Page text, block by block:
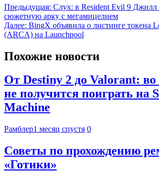
Предыдущая: Слух: в Resident Evil 9 Джилл
сюжетную арку с мегамицелием
Далее: BingX объявила о листинге токена
(ARCA) на Launchpool
Похожие новости
От Destiny 2 до Valorant: во
не получится поиграть на
Machine
Рамблер1 месяц спустя 0
Советы по прохождению
«Готики»